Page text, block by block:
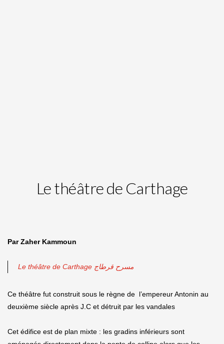
Le théâtre de Carthage
Par Zaher Kammoun
Le théâtre de Carthage مسرح قرطاج
Ce théâtre fut construit sous le règne de l’empereur Antonin au
deuxième siècle après J.C et détruit par les vandales
Cet édifice est de plan mixte : les gradins inférieurs sont